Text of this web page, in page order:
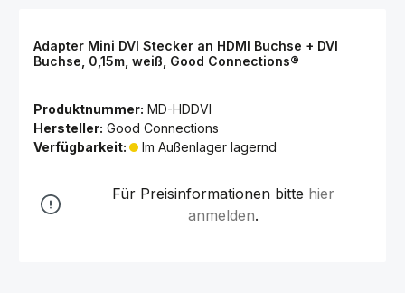
Adapter Mini DVI Stecker an HDMI Buchse + DVI
Buchse, 0,15m, weiß, Good Connections®
Produktnummer: MD-HDDVI
Hersteller: Good Connections
Verfügbarkeit:
Im Außenlager lagernd
Für Preisinformationen bitte hier
anmelden.